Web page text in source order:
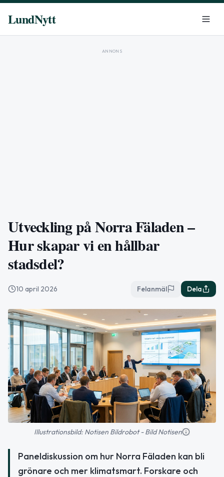
LundNytt
ANNONS
Utveckling på Norra Fäladen –
Hur skapar vi en hållbar
stadsdel?
10 april 2026 Felanmäl Dela
Illustrationsbild: Notisen Bildrobot - Bild Notisen
Paneldiskussion om hur Norra Fäladen kan bli
grönare och mer klimatsmart. Forskare och